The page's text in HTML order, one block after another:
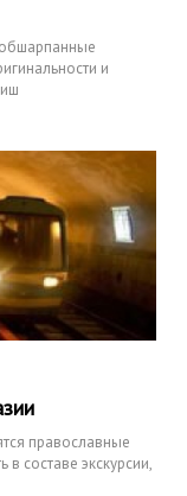
и
православные
составе экскурсии,